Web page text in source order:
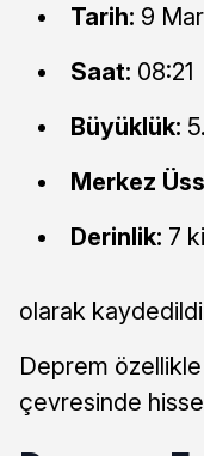
Tarih: 9
Saat: 08:21
Büyüklük:
Merkez
Derinlik: 7
olarak
Deprem özellikle
çevresinde